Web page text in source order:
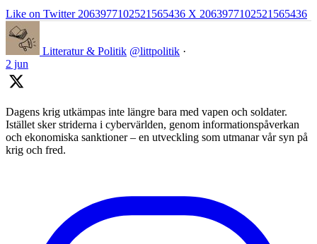
Like on Twitter 2063977102521565436 X 2063977102521565436
Litteratur & Politik @littpolitik ·
2 jun
Dagens krig utkämpas inte längre bara med vapen och soldater.
Istället sker striderna i cybervärlden, genom informationspåverkan
och ekonomiska sanktioner – en utveckling som utmanar vår syn på
krig och fred.